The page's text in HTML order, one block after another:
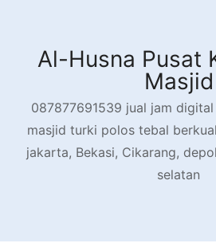
contentAl-Husna Pusat
Masjid
087877691539 jual jam
masjid turki polos tebal
jakarta, Bekasi, Cikarang,
selatan